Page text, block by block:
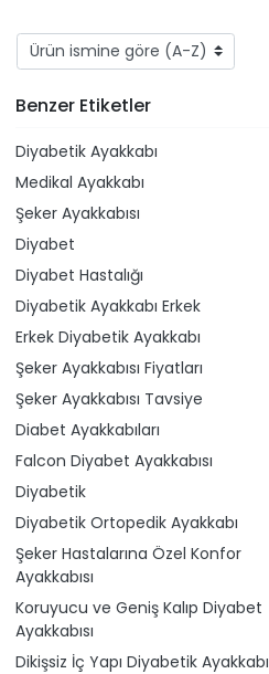
Benzer Etiketler
Diyabetik Ayakkabı
Medikal Ayakkabı
Şeker Ayakkabısı
Diyabet
Diyabet Hastalığı
Diyabetik Ayakkabı Erkek
Erkek Diyabetik Ayakkabı
Şeker Ayakkabısı Fiyatları
Şeker Ayakkabısı Tavsiye
Diabet Ayakkabıları
Falcon Diyabet Ayakkabısı
Diyabetik
Diyabetik Ortopedik Ayakkabı
Şeker Hastalarına Özel Konfor
Ayakkabısı
Koruyucu ve Geniş Kalıp Diyabet
Ayakkabısı
Dikişsiz İç Yapı Diyabetik Ayakkabı